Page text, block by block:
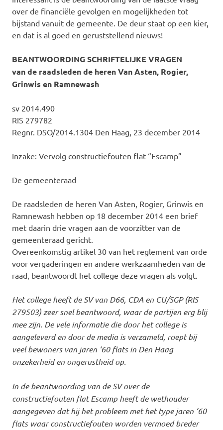
over de financiële gevolgen en mogelijkheden tot
bijstand vanuit de gemeente. De deur staat op een kier,
en dat is al goed en geruststellend nieuws!
BEANTWOORDING SCHRIFTELIJKE VRAGEN
van de raadsleden de heren Van Asten, Rogier,
Grinwis en Ramnewash
sv 2014.490
RIS 279782
Regnr. DSO/2014.1304 Den Haag, 23 december 2014
Inzake: Vervolg constructiefouten flat “Escamp”
De gemeenteraad
De raadsleden de heren Van Asten, Rogier, Grinwis en
Ramnewash hebben op 18 december 2014 een brief
met daarin drie vragen aan de voorzitter van de
gemeenteraad gericht.
Overeenkomstig artikel 30 van het reglement van orde
voor vergaderingen en andere werkzaamheden van de
raad, beantwoordt het college deze vragen als volgt.
Het college heeft de SV van D66, CDA en CU/SGP (RIS
279503) zeer snel beantwoord, waar de partijen erg blij
mee zijn. De vele informatie die door het college is
aangeleverd en door de media is verzameld, roept bij
veel bewoners van jaren ‘60 flats in Den Haag
onzekerheid en ongerustheid op.
In de beantwoording van de SV over de
constructiefouten flat Escamp heeft de wethouder
aangegeven dat hij het probleem met het type jaren ‘60
flats waar constructiefouten worden vermoed breder